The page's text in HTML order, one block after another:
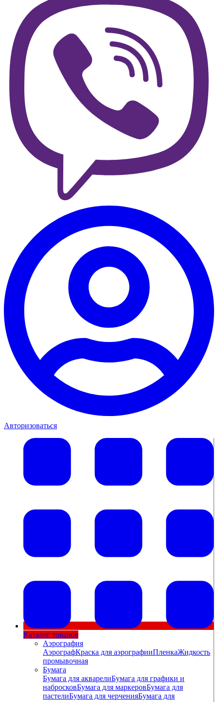
Авторизоваться
Каталог товаров
Аэрография
АэрографКраска для аэрографииПленкаЖидкость
промывочная
Бумага
Бумага для акварелиБумага для графики и
набросковБумага для маркеровБумага для
пастелиБумага для черченияБумага для